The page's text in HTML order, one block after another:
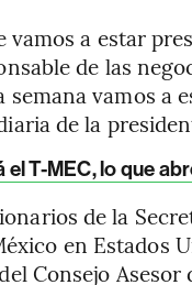
a estar
de las
vamos a
de la
T-MEC, lo que
de la
en Estados
Consejo